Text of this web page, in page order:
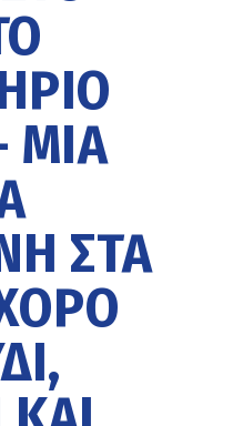
ΜΊΑ
ΣΤΑ